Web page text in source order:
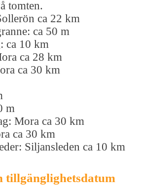
tomten.
ca 22 km
ca 50 m
ca 10 km
ca 28 km
ca 30 km
m
Mora ca 30 km
ca 30 km
Siljansleden ca 10 km
tillgänglighetsdatum